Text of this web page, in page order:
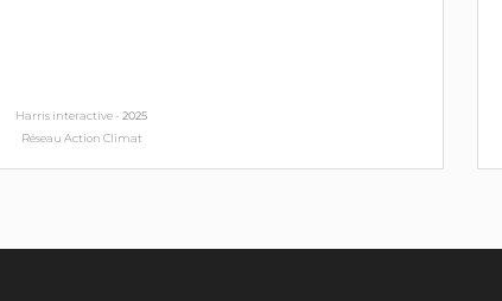
Harris interactive - 2025
Réseau Action Climat